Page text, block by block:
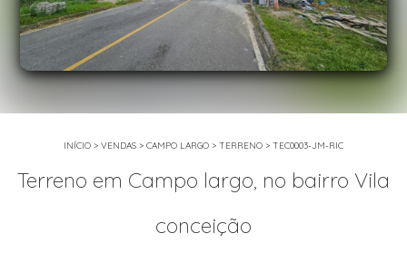
INÍCIO > VENDAS > CAMPO LARGO > TERRENO > TEC0003-JM-RIC
Terreno em Campo largo, no bairro Vila
conceição